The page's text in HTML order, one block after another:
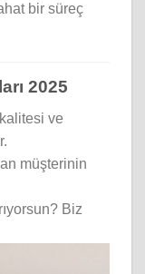
bir süreç
2025
ve
müşterinin
Biz